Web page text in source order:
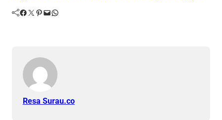
Facebook Twitter Pinterest Mail WhatsApp
Resa Surau.co